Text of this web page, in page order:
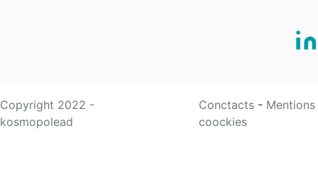
Copyright 2022 -
kosmopolead
Conctacts -
coockies